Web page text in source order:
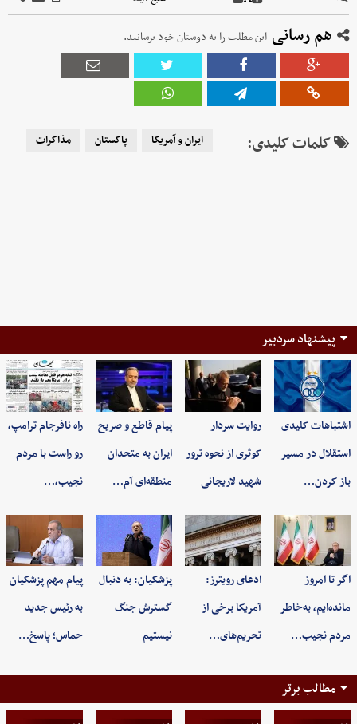
هم رسانی این مطلب را به دوستان خود برسانید.
کلمات کلیدی: ایران و آمریکا پاکستان مذاکرات
پیشنهاد سردبیر
اشتباهات کلیدی
استقلال در مسیر
باز کردن…
روایت سردار
کوثری از نحوه ترور
شهید لاریجانی
پیام قاطع و صریح
ایران به متحدان
منطقه‌ای آم…
راه نافرجام ترامپ،
رو راست با مردم
نجیب،…
اگر تا امروز
مانده‌ایم، به‌خاطر
مردم نجیب…
ادعای رویترز:
آمریکا برخی از
تحریم‌های…
پزشکیان: به‌ دنبال
گسترش جنگ
نیستیم
پیام مهم پزشکیان
به رئیس جدید
حماس؛ پاسخ…
مطالب برتر